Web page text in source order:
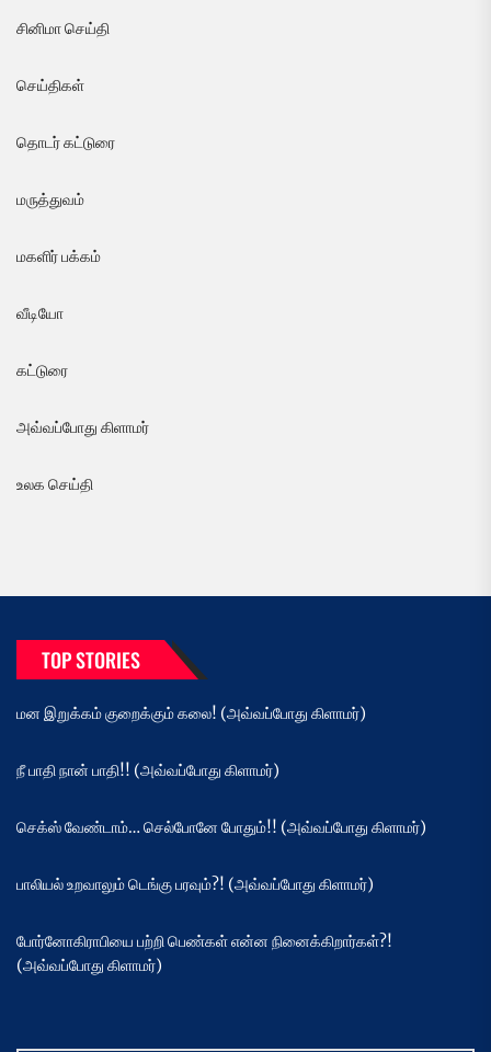
சினிமா செய்தி
செய்திகள்
தொடர் கட்டுரை
மருத்துவம்
மகளிர் பக்கம்
வீடியோ
கட்டுரை
அவ்வப்போது கிளாமர்
உலக செய்தி
TOP STORIES
மன இறுக்கம் குறைக்கும் கலை! (அவ்வப்போது கிளாமர்)
நீ பாதி நான் பாதி!! (அவ்வப்போது கிளாமர்)
செக்ஸ் வேண்டாம்… செல்போனே போதும்!! (அவ்வப்போது கிளாமர்)
பாலியல் உறவாலும் டெங்கு பரவும்?! (அவ்வப்போது கிளாமர்)
போர்னோகிராபியை பற்றி பெண்கள் என்ன நினைக்கிறார்கள்?!
(அவ்வப்போது கிளாமர்)